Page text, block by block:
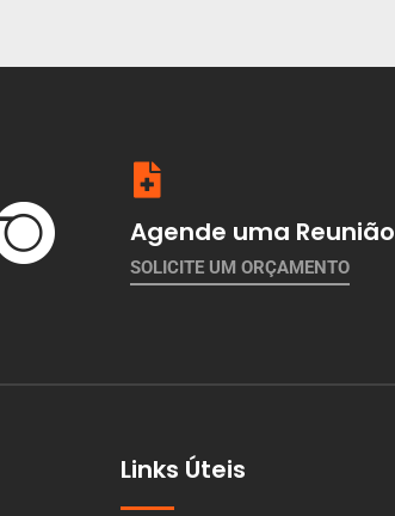
Agende uma Reunião
SOLICITE UM ORÇAMENTO
Links Úteis